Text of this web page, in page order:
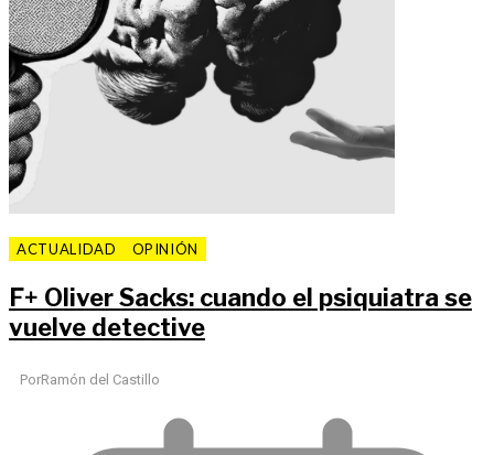
ACTUALIDAD OPINIÓN
F+ Oliver Sacks: cuando el psiquiatra se
vuelve detective
PorRamón del Castillo